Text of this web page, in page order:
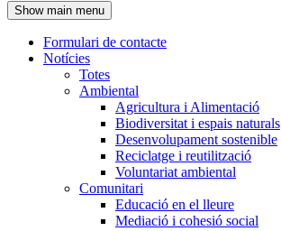
l'encapçalament
Show main menu
Navegació
principal
Formulari de contacte
Notícies
Totes
Ambiental
Agricultura i Alimentació
Biodiversitat i espais naturals
Desenvolupament sostenible
Reciclatge i reutilització
Voluntariat ambiental
Comunitari
Educació en el lleure
Mediació i cohesió social